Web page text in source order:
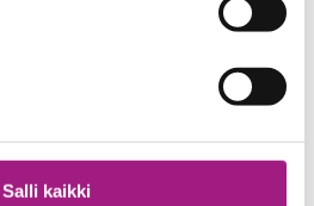
Salli kaikki
rinnalla